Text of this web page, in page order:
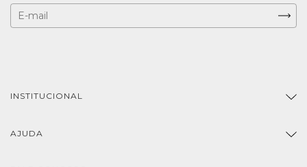
INSTITUCIONAL
AJUDA